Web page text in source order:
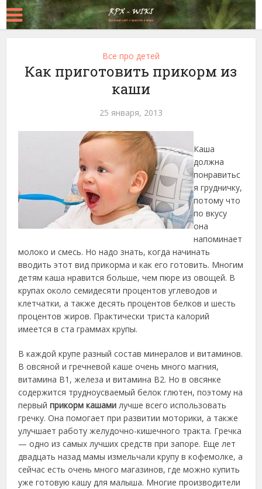
Все про детей
Как приготовить прикорм из
каши
25 января, 2013
Каша
должна
понравитьс
я грудничку,
потому что
по вкусу
она
напоминает
молоко и смесь. Но надо знать, когда начинать
вводить этот вид прикорма и как его готовить. Многим
детям каша нравится больше, чем пюре из овощей. В
крупах около семидесяти процентов углеводов и
клетчатки, а также десять процентов белков и шесть
процентов жиров. Практически триста калорий
имеется в ста граммах крупы.
В каждой крупе разный состав минералов и витаминов.
В овсяной и гречневой каше очень много магния,
витамина B1, железа и витамина B2. Но в овсянке
содержится трудноусваемый белок глютен, поэтому на
первыйприкорм кашами лучше всего использовать
гречку. Она помогает при развитии моторики, а также
улучшает работу желудочно-кишечного тракта. Гречка
— одно из самых лучших средств при запоре. Еще лет
двадцать назад мамы измельчали крупу в кофемолке, а
сейчас есть очень много магазинов, где можно купить
уже готовую кашу для малыша. Многие производители